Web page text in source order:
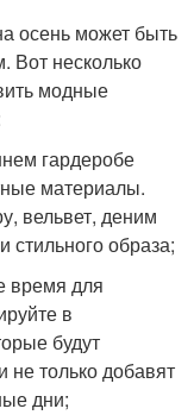
осень может быть
Вот несколько
модные
гардеробе
материалы.
вельвет, деним
стильного образа;
время для
в
будут
только добавят
дни;